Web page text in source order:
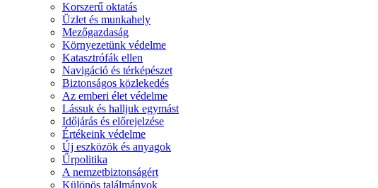
Korszerű oktatás
Üzlet és munkahely
Mezőgazdaság
Környezetünk védelme
Katasztrófák ellen
Navigáció és térképészet
Biztonságos közlekedés
Az emberi élet védelme
Lássuk és halljuk egymást
Időjárás és előrejelzése
Értékeink védelme
Új eszközök és anyagok
Űrpolitika
A nemzetbiztonságért
Különös találmányok